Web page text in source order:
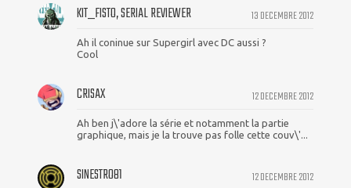
13 DECEMBRE 2012
KIT_FISTO, SERIAL REVIEWER
Ah il coninue sur Supergirl avec DC aussi ?
Cool
12 DECEMBRE 2012
CRISAX
Ah ben j\'adore la série et notamment la partie
graphique, mais je la trouve pas folle cette couv\'...
12 DECEMBRE 2012
SINESTRO81